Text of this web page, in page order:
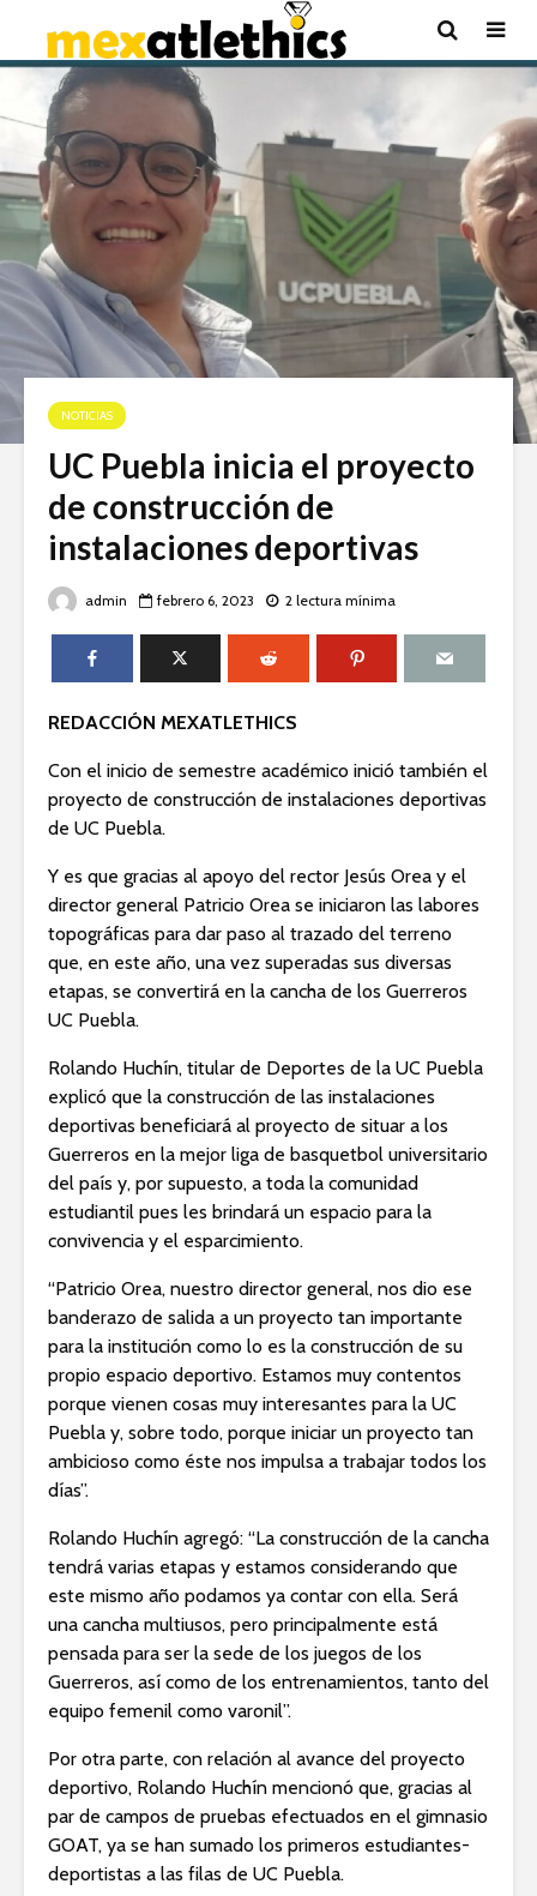
NOTICIAS
UC Puebla inicia el proyecto
de construcción de
instalaciones deportivas
admin febrero 6, 2023 2 lectura mínima
REDACCIÓN MEXATLETHICS
Con el inicio de semestre académico inició también el
proyecto de construcción de instalaciones deportivas
de UC Puebla.
Y es que gracias al apoyo del rector Jesús Orea y el
director general Patricio Orea se iniciaron las labores
topográficas para dar paso al trazado del terreno
que, en este año, una vez superadas sus diversas
etapas, se convertirá en la cancha de los Guerreros
UC Puebla.
Rolando Huchín, titular de Deportes de la UC Puebla
explicó que la construcción de las instalaciones
deportivas beneficiará al proyecto de situar a los
Guerreros en la mejor liga de basquetbol universitario
del país y, por supuesto, a toda la comunidad
estudiantil pues les brindará un espacio para la
convivencia y el esparcimiento.
“Patricio Orea, nuestro director general, nos dio ese
banderazo de salida a un proyecto tan importante
para la institución como lo es la construcción de su
propio espacio deportivo. Estamos muy contentos
porque vienen cosas muy interesantes para la UC
Puebla y, sobre todo, porque iniciar un proyecto tan
ambicioso como éste nos impulsa a trabajar todos los
días”.
Rolando Huchín agregó: “La construcción de la cancha
tendrá varias etapas y estamos considerando que
este mismo año podamos ya contar con ella. Será
una cancha multiusos, pero principalmente está
pensada para ser la sede de los juegos de los
Guerreros, así como de los entrenamientos, tanto del
equipo femenil como varonil”.
Por otra parte, con relación al avance del proyecto
deportivo, Rolando Huchín mencionó que, gracias al
par de campos de pruebas efectuados en el gimnasio
GOAT, ya se han sumado los primeros estudiantes-
deportistas a las filas de UC Puebla.